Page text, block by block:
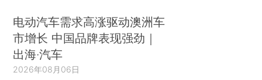
电动汽车需求高涨驱动澳洲车
市增长 中国品牌表现强劲｜
出海·汽车
2026年08月06日